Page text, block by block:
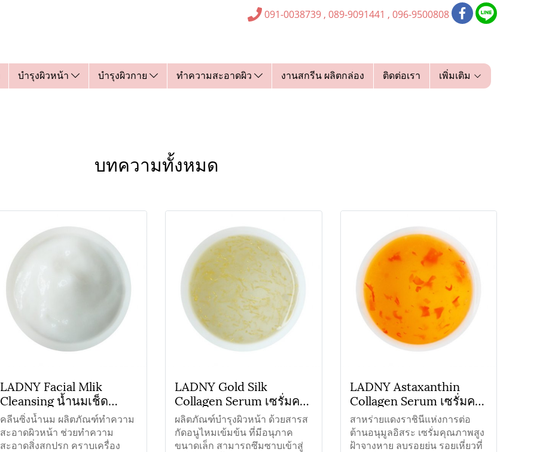
091-0038739 , 089-9091441 , 096-9500808
บำรุงผิวหน้า บำรุงผิวกาย ทำความสะอาดผิว งานสกรีน ผลิตกล่อง ติดต่อเรา เพิ่มเติม
บทความทั้งหมด
LADNY Facial Mlik
Cleansing น้ำนมเช็ด
ทำความสะอาดผิวหน้า
คลีนซิ่งน้ำนม ผลิตภัณฑ์ทำความ
สะอาดผิวหน้า ช่วยทำความ
สะอาดสิ่งสกปรก คราบเครื่อง
LADNY Gold Silk
Collagen Serum เซรั่มคอ
ลลาเจนไหมทอง
ผลิตภัณฑ์บำรุงผิวหน้า ด้วยสารส
กัดอนูไหมเข้มข้น ที่มีอนุภาค
ขนาดเล็ก สามารถซึมซาบเข้าสู่
LADNY Astaxanthin
Collagen Serum เซรั่มคอ
ลลาเจนสาหร่ายแดง
สาหร่ายแดงราชินีแห่งการต่อ
ต้านอนุมูลอิสระ เซรั่มคุณภาพสูง
ฝ้าจางหาย ลบรอยย่น รอยเหี่ยวที่